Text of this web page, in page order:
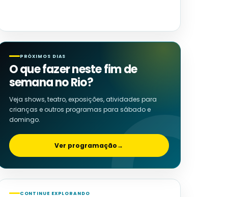
PRÓXIMOS DIAS
O que fazer neste fim de
semana no Rio?
Veja shows, teatro, exposições, atividades para
crianças e outros programas para sábado e
domingo.
Ver programação→
CONTINUE EXPLORANDO